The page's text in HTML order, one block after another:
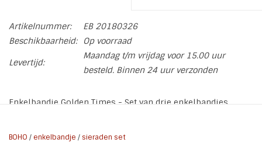
Artikelnummer:
EB 20180326
Beschikbaarheid:
Op voorraad
Levertijd:
Maandag t/m vrijdag voor 15.00 uur
besteld. Binnen 24 uur verzonden
Enkelbandje Golden Times - Set van drie enkelbandjes.
* Kleur: Goud
BOHO / enkelbandje /sieraden set